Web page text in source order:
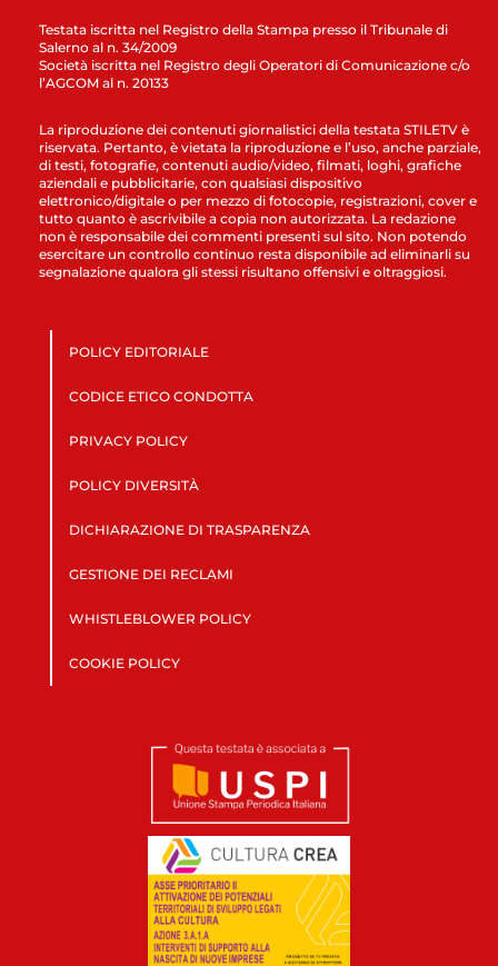
Testata iscritta nel Registro della Stampa presso il Tribunale di
Salerno al n. 34/2009
Società iscritta nel Registro degli Operatori di Comunicazione c/o
l’AGCOM al n. 20133
La riproduzione dei contenuti giornalistici della testata STILETV è
riservata. Pertanto, è vietata la riproduzione e l’uso, anche parziale,
di testi, fotografie, contenuti audio/video, filmati, loghi, grafiche
aziendali e pubblicitarie, con qualsiasi dispositivo
elettronico/digitale o per mezzo di fotocopie, registrazioni, cover e
tutto quanto è ascrivibile a copia non autorizzata. La redazione
non è responsabile dei commenti presenti sul sito. Non potendo
esercitare un controllo continuo resta disponibile ad eliminarli su
segnalazione qualora gli stessi risultano offensivi e oltraggiosi.
POLICY EDITORIALE
CODICE ETICO CONDOTTA
PRIVACY POLICY
POLICY DIVERSITÀ
DICHIARAZIONE DI TRASPARENZA
GESTIONE DEI RECLAMI
WHISTLEBLOWER POLICY
COOKIE POLICY